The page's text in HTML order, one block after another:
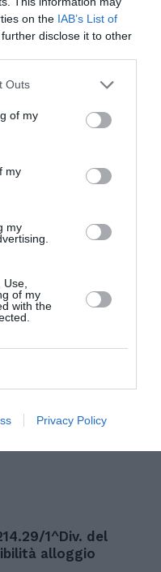
on the IAB’s List of
disclose it to other
Outs
of my
my
my
of my
with the
Privacy Policy
1^Div. del
alloggio